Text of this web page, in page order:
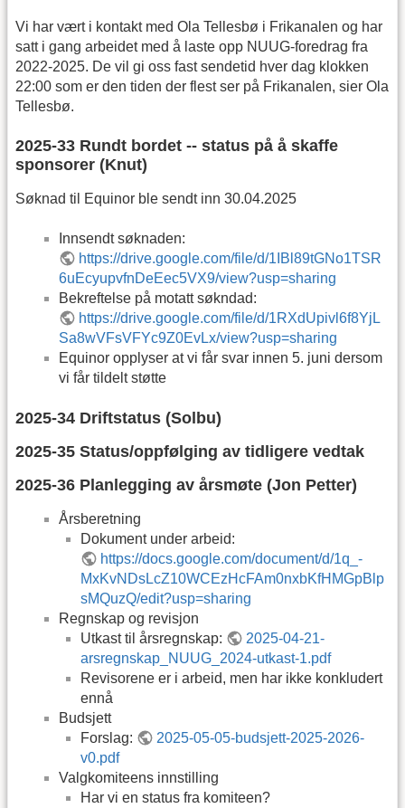
Vi har vært i kontakt med Ola Tellesbø i Frikanalen og har
satt i gang arbeidet med å laste opp NUUG-foredrag fra
2022-2025. De vil gi oss fast sendetid hver dag klokken
22:00 som er den tiden der flest ser på Frikanalen, sier Ola
Tellesbø.
2025-33 Rundt bordet -- status på å skaffe
sponsorer (Knut)
Søknad til Equinor ble sendt inn 30.04.2025
Innsendt søknaden:
https://drive.google.com/file/d/1IBl89tGNo1TSR
6uEcyupvfnDeEec5VX9/view?usp=sharing
Bekreftelse på motatt søkndad:
https://drive.google.com/file/d/1RXdUpivl6f8YjL
Sa8wVFsVFYc9Z0EvLx/view?usp=sharing
Equinor opplyser at vi får svar innen 5. juni dersom
vi får tildelt støtte
2025-34 Driftstatus (Solbu)
2025-35 Status/oppfølging av tidligere vedtak
2025-36 Planlegging av årsmøte (Jon Petter)
Årsberetning
Dokument under arbeid:
https://docs.google.com/document/d/1q_-
MxKvNDsLcZ10WCEzHcFAm0nxbKfHMGpBlp
sMQuzQ/edit?usp=sharing
Regnskap og revisjon
Utkast til årsregnskap:
2025-04-21-
arsregnskap_NUUG_2024-utkast-1.pdf
Revisorene er i arbeid, men har ikke konkludert
ennå
Budsjett
Forslag:
2025-05-05-budsjett-2025-2026-
v0.pdf
Valgkomiteens innstilling
Har vi en status fra komiteen?